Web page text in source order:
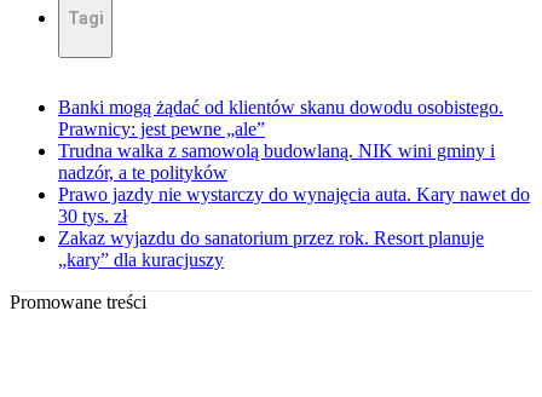
Tagi
Banki mogą żądać od klientów skanu dowodu osobistego.
Prawnicy: jest pewne „ale”
Trudna walka z samowolą budowlaną. NIK wini gminy i
nadzór, a te polityków
Prawo jazdy nie wystarczy do wynajęcia auta. Kary nawet do
30 tys. zł
Zakaz wyjazdu do sanatorium przez rok. Resort planuje
„kary” dla kuracjuszy
Promowane treści